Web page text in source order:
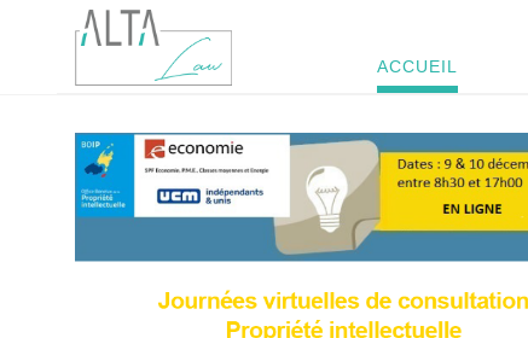
ACCUEIL